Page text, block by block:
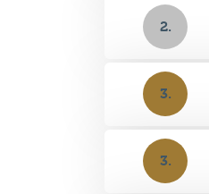
3.
3.
2.